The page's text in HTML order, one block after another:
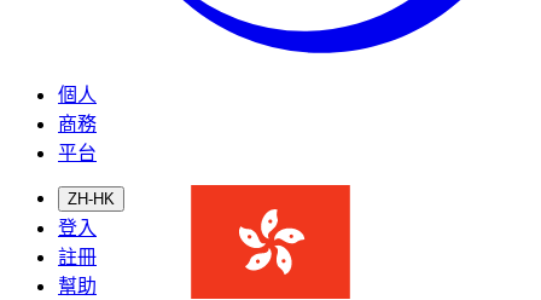
個人
商務
平台
ZH-HK
登入
註冊
幫助